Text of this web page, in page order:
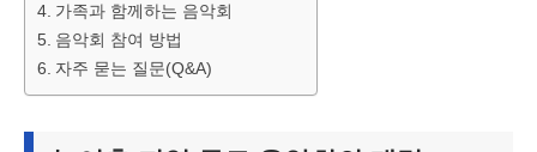
가족과 함께하는 음악회
음악회 참여 방법
자주 묻는 질문(Q&A)